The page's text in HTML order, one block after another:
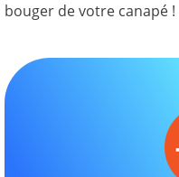
bouger de votre canapé !